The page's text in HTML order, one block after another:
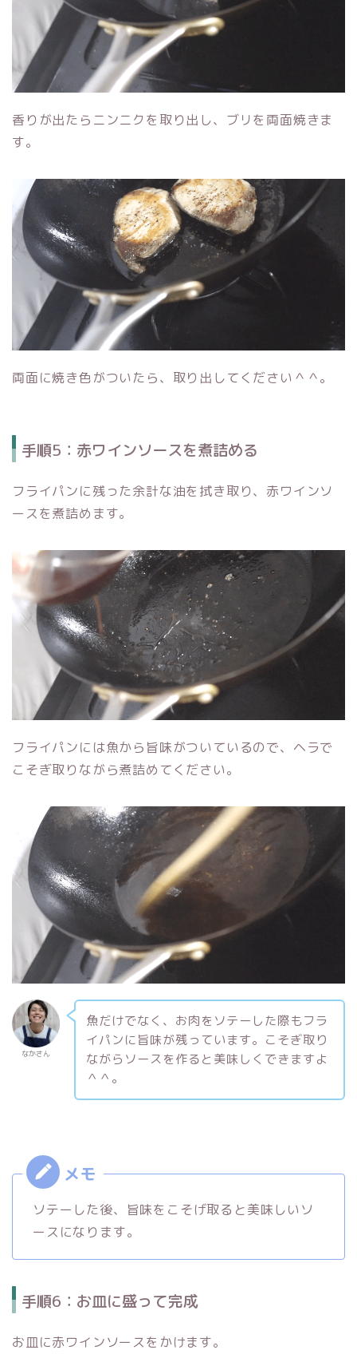
香りが出たらニンニクを取り出し、ブリを両面焼きま
す。
両面に焼き色がついたら、取り出してください＾＾。
手順5：赤ワインソースを煮詰める
フライパンに残った余計な油を拭き取り、赤ワインソ
ースを煮詰めます。
フライパンには魚から旨味がついているので、ヘラで
こそぎ取りながら煮詰めてください。
なかさん
魚だけでなく、お肉をソテーした際もフラ
イパンに旨味が残っています。こそぎ取り
ながらソースを作ると美味しくできますよ
＾＾。
ソテーした後、旨味をこそげ取ると美味しいソ
ースになります。
手順6：お皿に盛って完成
お皿に赤ワインソースをかけます。